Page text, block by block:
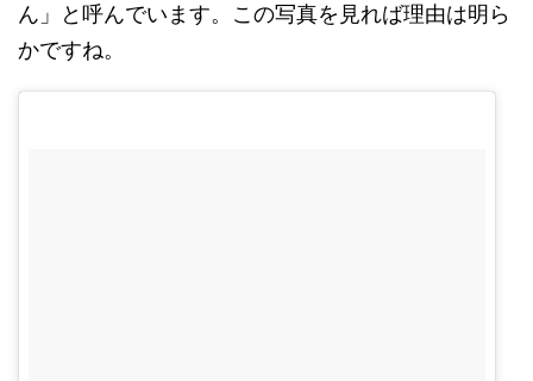
ん」と呼んでいます。この写真を見れば理由は明ら
かですね。